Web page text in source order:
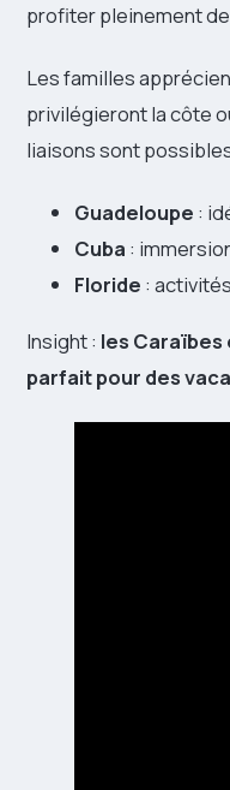
profiter pleinement
Les familles
privilégieront la côte
liaisons sont
Guadeloupe :
Cuba :
Floride :
Insight : les Caraïbes
parfait pour des